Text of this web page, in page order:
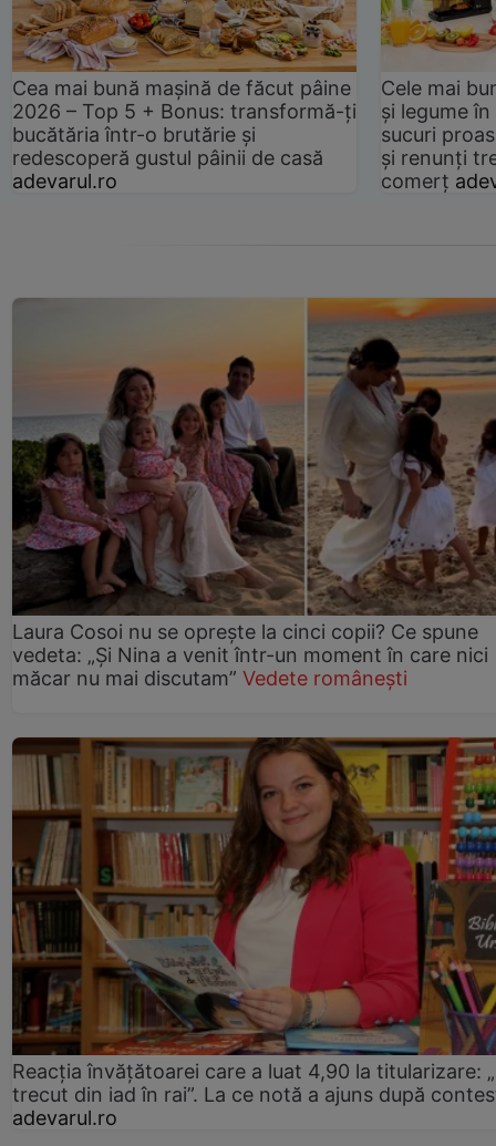
Cea mai bună mașină de făcut pâine
2026 – Top 5 + Bonus: transformă-ți
bucătăria într-o brutărie și
redescoperă gustul pâinii de casă
adevarul.ro
Cele mai
și legume
sucuri
și renunți
comerț
Laura Cosoi nu se oprește la cinci copii? Ce spune
vedeta: „Și Nina a venit într-un moment în care nici
măcar nu mai discutam” Vedete românești
Reacția învățătoarei care a luat 4,90 la titularizare:
trecut din iad în rai”. La ce notă a ajuns după
adevarul.ro